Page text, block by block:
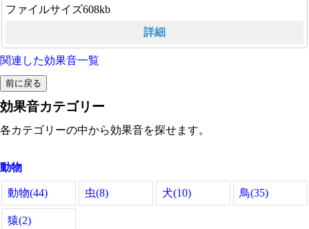
ファイルサイズ608kb
詳細
関連した効果音一覧
効果音カテゴリー
各カテゴリーの中から効果音を探せます。
動物
動物(44) 虫(8) 犬(10) 鳥(35)
猿(2)